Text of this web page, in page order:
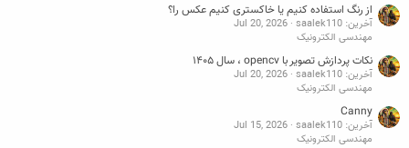
از رنگ استفاده کنیم یا خاکستری کنیم عکس را؟
آخرین: saalek110
Jul 20, 2026
مهندسی الکترونیک
نکات پردازش تصویر با opencv ، سال ۱۴۰۵
آخرین: saalek110
Jul 20, 2026
مهندسی الکترونیک
Canny
آخرین: saalek110
Jul 15, 2026
مهندسی الکترونیک